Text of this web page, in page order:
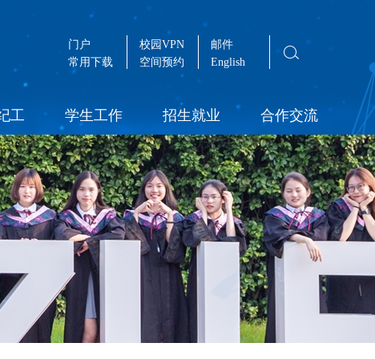
门户
常用下载
校园VPN
空间预约
邮件
English
工 学生工作 招生就业 合作交流